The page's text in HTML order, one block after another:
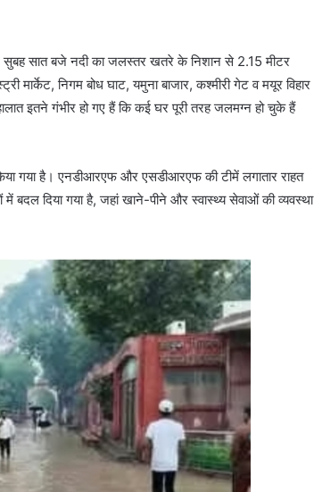
सुबह सात बजे नदी का जलस्तर खतरे के निशान से 2.15 मीटर
निगम बोध घाट, यमुना बाजार, कश्मीरी गेट व मयूर विहार
इतने गंभीर हो गए हैं कि कई घर पूरी तरह जलमग्न हो चुके हैं
गया है। एनडीआरएफ और एसडीआरएफ की टीमें लगातार राहत
में बदल दिया गया है, जहां खाने-पीने और स्वास्थ्य सेवाओं की व्यवस्था